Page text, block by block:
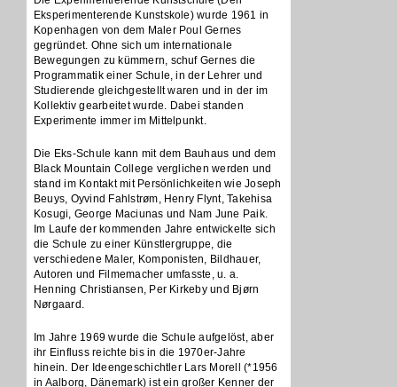
Eksperimenterende Kunstskole) wurde 1961 in
Kopenhagen von dem Maler Poul Gernes
gegründet. Ohne sich um internationale
Bewegungen zu kümmern, schuf Gernes die
Programmatik einer Schule, in der Lehrer und
Studierende gleichgestellt waren und in der im
Kollektiv gearbeitet wurde. Dabei standen
Experimente immer im Mittelpunkt.
Die Eks-Schule kann mit dem Bauhaus und dem
Black Mountain College verglichen werden und
stand im Kontakt mit Persönlichkeiten wie Joseph
Beuys, Oyvind Fahlstrøm, Henry Flynt, Takehisa
Kosugi, George Maciunas und Nam June Paik.
Im Laufe der kommenden Jahre entwickelte sich
die Schule zu einer Künstlergruppe, die
verschiedene Maler, Komponisten, Bildhauer,
Autoren und Filmemacher umfasste, u. a.
Henning Christiansen, Per Kirkeby und Bjørn
Nørgaard.
Im Jahre 1969 wurde die Schule aufgelöst, aber
ihr Einfluss reichte bis in die 1970er-Jahre
hinein. Der Ideengeschichtler Lars Morell (*1956
in Aalborg, Dänemark) ist ein großer Kenner der